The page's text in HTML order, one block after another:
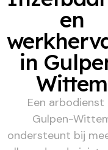
en
in
Wittem
Een arbodienst
Gulpen-
ondersteunt bij